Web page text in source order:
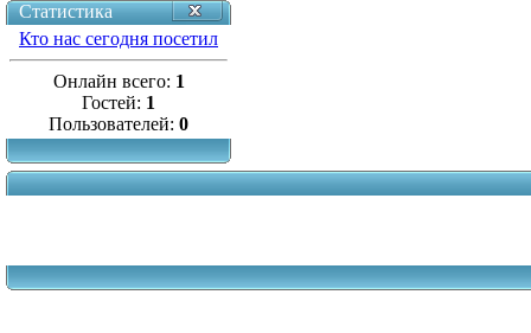
Статистика
Кто нас сегодня посетил
Онлайн всего: 1
Гостей: 1
Пользователей: 0